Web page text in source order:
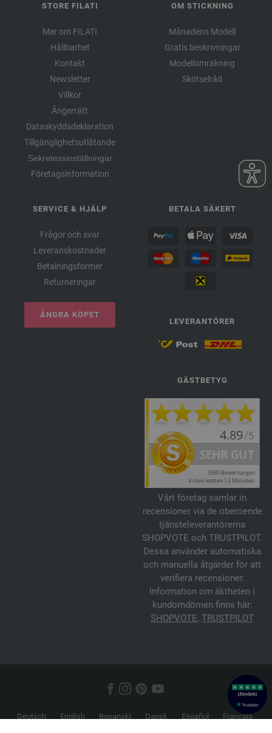
STORE FILATI
Mer om FILATI
Hållbarhet
Kontakt
Newsletter
Villkor
Ångerrätt
Dataskyddsdeklaration
Tillgänglighetsutlåtande
Sekretessinställningar
Företagsinformation
OM STICKNING
Månadens Modell
Gratis beskrivningar
Modellomräkning
Skötselråd
SERVICE & HJÄLP
Frågor och svar
Leveranskostnader
Betalningsformer
Returneringar
ÅNGRA KÖPET
BETALA SÄKERT
LEVERANTÖRER
GÄSTBETYG
Vårt företag samlar in
recensioner via de oberoende
tjänsteleverantörerna
SHOPVOTE och TRUSTPILOT.
Dessa använder automatiska
och manuella åtgärder för att
verifiera recensioner.
Information om äktheten i
kundomdömen finns här:
SHOPVOTE, TRUSTPILOT
Deutsch English Bosanski Dansk Español
Français